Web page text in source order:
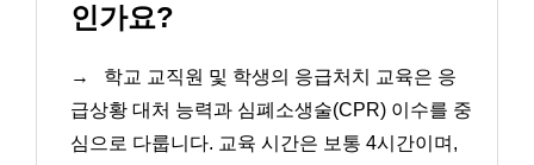
인가요?
→
학교 교직원 및 학생의 응급처치 교육은 응
급상황 대처 능력과 심폐소생술(CPR) 이수를 중
심으로 다룹니다. 교육 시간은 보통 4시간이며,